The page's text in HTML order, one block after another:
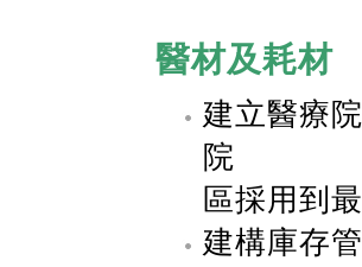
醫材及耗材
建立醫療
院
區採用到
建構庫存